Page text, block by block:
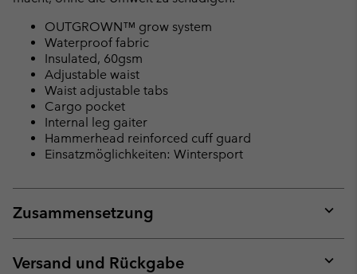
OUTGROWN™ grow system
Waterproof fabric
Insulated, 60gsm
Adjustable waist
Waist adjustable tabs
Cargo pocket
Internal leg gaiter
Hammerhead reinforced cuff guard
Einsatzmöglichkeiten: Wintersport
Zusammensetzung
or
Versand und Rückgabe